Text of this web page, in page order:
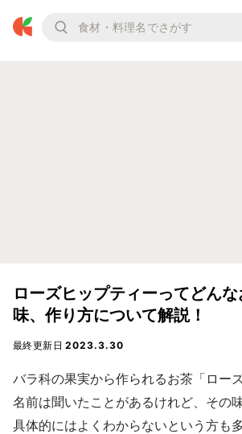
ローズヒップティーってどん
味、作り方について解説！
最終更新日2023.3.30
バラ科の果実から作られるお茶「ロー
名前は聞いたことがあるけれど、その
具体的にはよくわからないという方も